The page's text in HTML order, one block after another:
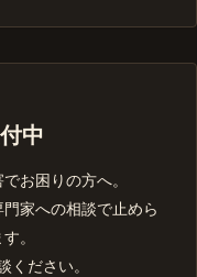
中
お困りの方へ。
家への相談で止めら
。
ください。